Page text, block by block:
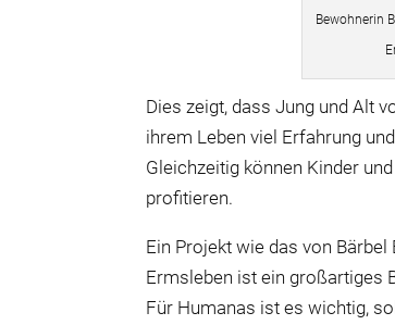
Bewohnerin
Dies zeigt, dass Jung und Alt
ihrem Leben viel Erfahrung
Gleichzeitig können Kinder
profitieren.
Ein Projekt wie das von
Ermsleben ist ein großartiges
Für Humanas ist es wichtig,